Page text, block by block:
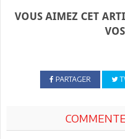
VOUS AIMEZ CET
PARTAGER